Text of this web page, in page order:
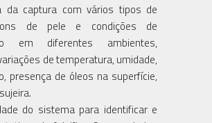
da captura com vários tipos de
de pele e condições de
em diferentes ambientes,
de temperatura, umidade,
presença de óleos na superfície,
do sistema para identificar e